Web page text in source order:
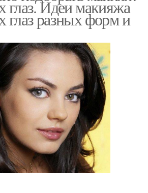
глаз. Идеи макияжа
глаз разных форм и